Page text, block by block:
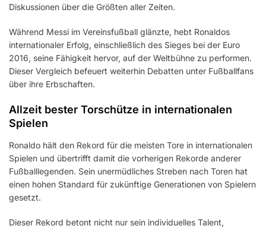
Diskussionen über die Größten aller Zeiten.
Während Messi im Vereinsfußball glänzte, hebt Ronaldos
internationaler Erfolg, einschließlich des Sieges bei der Euro
2016, seine Fähigkeit hervor, auf der Weltbühne zu performen.
Dieser Vergleich befeuert weiterhin Debatten unter Fußballfans
über ihre Erbschaften.
Allzeit bester Torschütze in internationalen
Spielen
Ronaldo hält den Rekord für die meisten Tore in internationalen
Spielen und übertrifft damit die vorherigen Rekorde anderer
Fußballlegenden. Sein unermüdliches Streben nach Toren hat
einen hohen Standard für zukünftige Generationen von Spielern
gesetzt.
Dieser Rekord betont nicht nur sein individuelles Talent,